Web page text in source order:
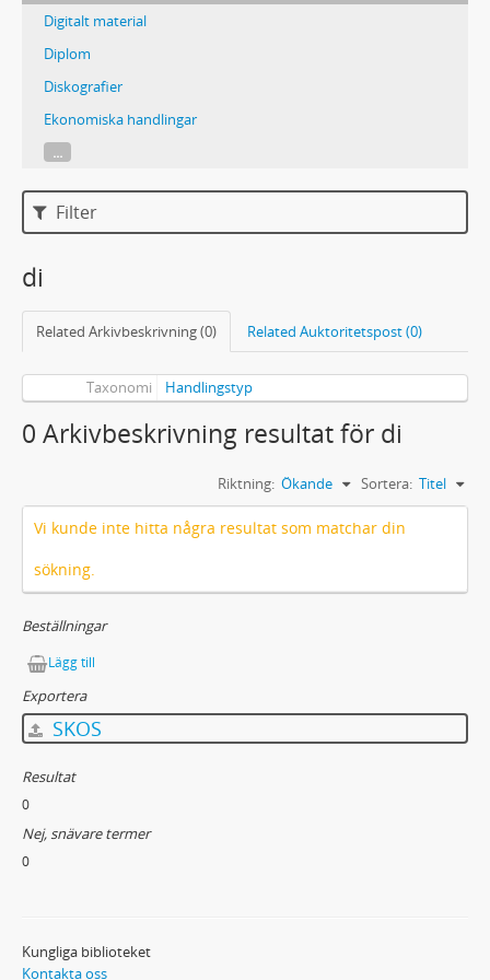
Digitalt material
Diplom
Diskografier
Ekonomiska handlingar
...
Filter
di
Related Arkivbeskrivning (0) Related Auktoritetspost (0)
Taxonomi Handlingstyp
0 Arkivbeskrivning resultat för di
Sortera: Titel
Riktning: Ökande
Vi kunde inte hitta några resultat som matchar din
sökning.
Beställningar
Lägg till
Exportera
SKOS
Resultat
0
Nej, snävare termer
0
Kungliga biblioteket
Kontakta oss